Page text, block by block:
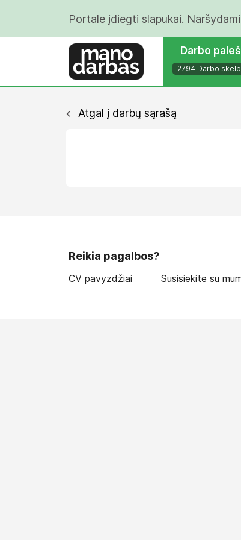
Portale įdiegti slapukai.
Darbo
2794 Darbo
Atgal į darbų sąrašą
Reikia pagalbos?
CV pavyzdžiai Susisiekite su